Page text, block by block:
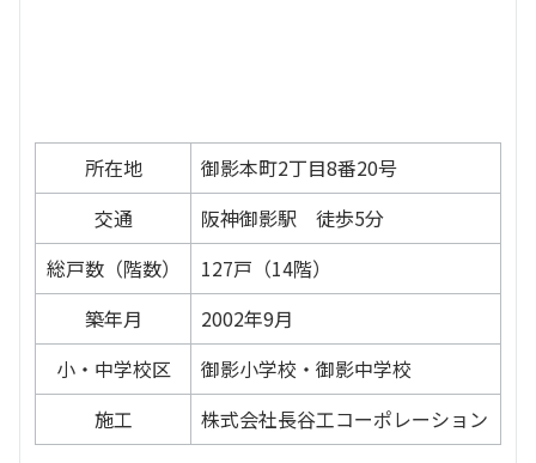
所在地
御影本町2丁目8番20号
交通
阪神御影駅 徒歩5分
総戸数（階数）
127戸（14階）
築年月
2002年9月
小・中学校区
御影小学校・御影中学校
施工
株式会社長谷工コーポレーション